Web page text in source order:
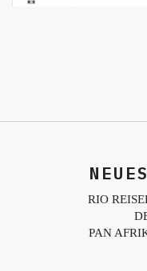
RIO
PAN